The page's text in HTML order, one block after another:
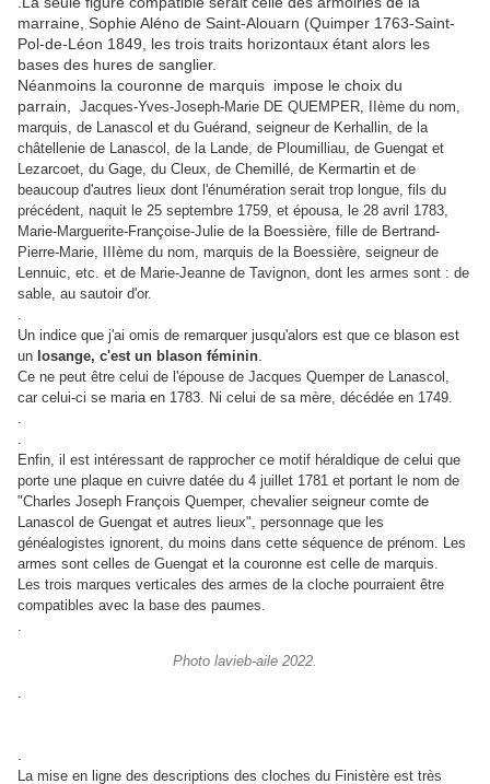
marraine, Sophie Aléno de Saint-Alouarn (Quimper 1763-Saint-
Pol-de-Léon 1849, les trois traits horizontaux étant alors les
bases des hures de sanglier.
Néanmoins la couronne de marquis impose le choix du
parrain, Jacques-Yves-Joseph-Marie DE QUEMPER, IIème du nom,
marquis, de Lanascol et du Guérand, seigneur de Kerhallin, de la
châtellenie de Lanascol, de la Lande, de Ploumilliau, de Guengat et
Lezarcoet, du Gage, du Cleux, de Chemillé, de Kermartin et de
beaucoup d'autres lieux dont l'énumération serait trop longue, fils du
précédent, naquit le 25 septembre 1759, et épousa, le 28 avril 1783,
Marie-Marguerite-Françoise-Julie de la Boessière, fille de Bertrand-
Pierre-Marie, IIIème du nom, marquis de la Boessière, seigneur de
Lennuic, etc. et de Marie-Jeanne de Tavignon, dont les armes sont : de
sable, au sautoir d'or.
.
Un indice que j'ai omis de remarquer jusqu'alors est que ce blason est
un losange, c'est un blason féminin.
Ce ne peut être celui de l'épouse de Jacques Quemper de Lanascol,
car celui-ci se maria en 1783. Ni celui de sa mère, décédée en 1749.
.
.
Enfin, il est intéressant de rapprocher ce motif héraldique de celui que
porte une plaque en cuivre datée du 4 juillet 1781 et portant le nom de
"Charles Joseph François Quemper, chevalier seigneur comte de
Lanascol de Guengat et autres lieux", personnage que les
généalogistes ignorent, du moins dans cette séquence de prénom. Les
armes sont celles de Guengat et la couronne est celle de marquis.
Les trois marques verticales des armes de la cloche pourraient être
compatibles avec la base des paumes.
.
Photo lavieb-aile 2022.
.
.
La mise en ligne des descriptions des cloches du Finistère est très